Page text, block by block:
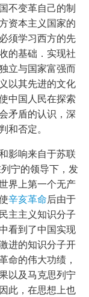
不变革自己的制
资本主义国家的
须学习西方的先
的基础．实现社
立与国家富强而
以其先进的文化
中国人民在探索
矛盾的认识，深
和否定。
影响来自于苏联
宁的领导下，发
界上第一个无产
辛亥革命后由于
主主义知识分子
看到了中国实现
进的知识分子开
命的伟大功绩，
以及马克思列宁
此，在思想上也